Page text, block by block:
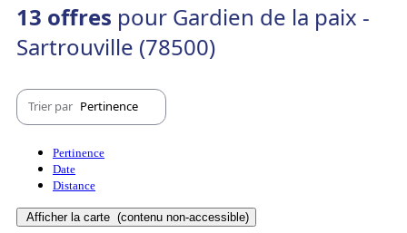
13 offres pour Gardien de la paix -
Sartrouville (78500)
Trier par Pertinence
Pertinence
Date
Distance
Afficher la carte (contenu non-accessible)